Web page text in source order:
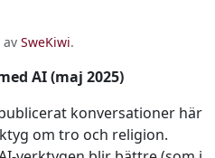
av SweKiwi.
AI (maj 2025)
konversationer här
om tro och religion.